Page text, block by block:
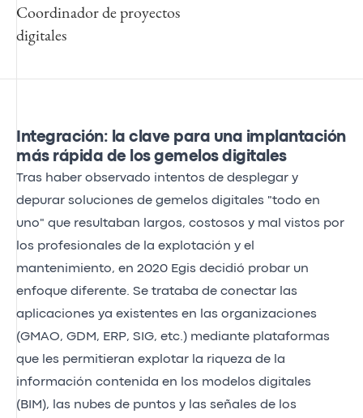
Coordinador de proyectos
digitales
Integración: la clave para una implantación
más rápida de los gemelos digitales
Tras haber observado intentos de desplegar y
depurar soluciones de gemelos digitales "todo en
uno" que resultaban largos, costosos y mal vistos por
los profesionales de la explotación y el
mantenimiento, en 2020 Egis decidió probar un
enfoque diferente. Se trataba de conectar las
aplicaciones ya existentes en las organizaciones
(GMAO, GDM, ERP, SIG, etc.) mediante plataformas
que les permitieran explotar la riqueza de la
información contenida en los modelos digitales
(BIM), las nubes de puntos y las señales de los